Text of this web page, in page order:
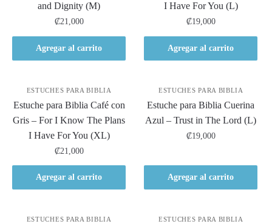
and Dignity (M)
₡21,000
Agregar al carrito
I Have For You (L)
₡19,000
Agregar al carrito
ESTUCHES PARA BIBLIA
Estuche para Biblia Café con
Gris – For I Know The Plans
I Have For You (XL)
₡21,000
Agregar al carrito
ESTUCHES PARA BIBLIA
Estuche para Biblia Cuerina
Azul – Trust in The Lord (L)
₡19,000
Agregar al carrito
ESTUCHES PARA BIBLIA ESTUCHES PARA BIBLIA